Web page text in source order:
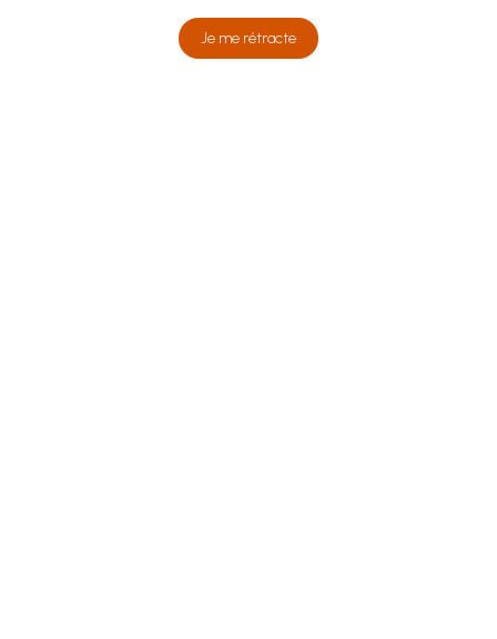
Je me rétracte